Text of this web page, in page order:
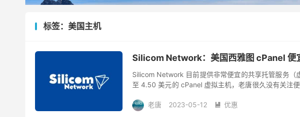
标签：美国主机
Silicom Network：美国西雅图 cPanel 便
Silicom Network 目前提供非常便宜的共享托管服务（
至 4.50 美元的 cPanel 虚拟主机，老唐很久没有关注
老唐 2023-05-12  优惠